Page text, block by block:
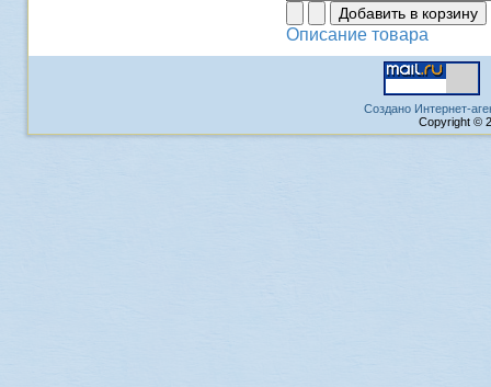
Описание товара
Создано Интернет-
Copyright ©